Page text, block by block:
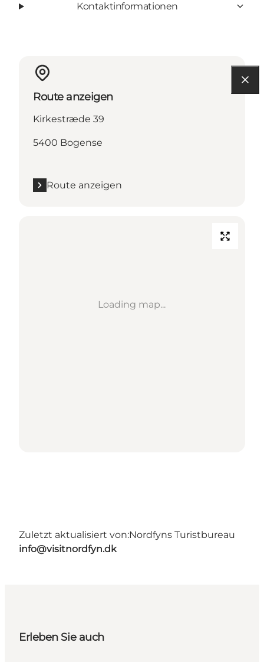
Kontaktinformationen
Route anzeigen
Kirkestræde 39
5400 Bogense
Route anzeigen
Loading map...
Zuletzt aktualisiert von:Nordfyns Turistbureau
info@visitnordfyn.dk
Erleben Sie auch